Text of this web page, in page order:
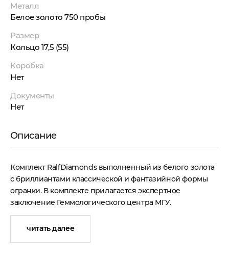
Металл
Белое золото 750 пробы
Размер
Кольцо 17,5 (55)
Коробка
Нет
Документы
Нет
Описание
Комплект RalfDiamonds выполненный из белого золота
с бриллиантами классической и фантазийной формы
огранки. В комплекте прилагается экспертное
заключение Геммологического центра МГУ.
природными бриллиантами классической формы
огранки "Кр-57" общей массой 0,50 ct. Цвет 3-4. Чистота
читать далее